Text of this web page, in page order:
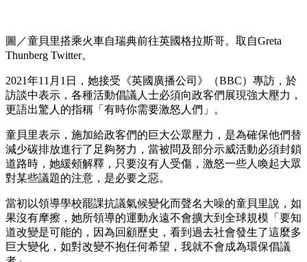
圖／童貝里搭乘火車自瑞典前往英國格拉斯哥。取自Greta
Thunberg Twitter。
2021年11月1日，她接受《英國廣播公司》（BBC）專訪，於
訪談中表示，各種活動倡議人士必須向政客們展現強大壓力，
更語出驚人的指稱「有時你需要激怒人們」。
童貝里表示，施加給政客們的巨大公眾壓力，是為確保他們替
減少碳排放進行了足夠努力，當被問及部分示威活動必須封鎖
道路時，她緩頰解釋，只要沒有人受傷，激怒一些人喚起大眾
對某些議題的注意，是必要之惡。
當初以領導學校罷課抗議氣候變化而聲名大噪的童貝里說，如
果沒有摩擦，她所領導的運動永遠不會擴大到全球規模「要知
道改變是可能的，因為回顧歷史，看到過去社會發生了這麼多
巨大變化，如對改變不抱任何希望，我就不會成為環保倡議